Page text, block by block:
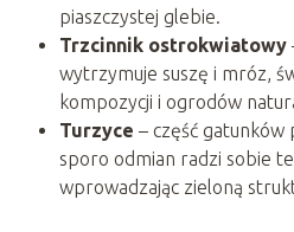
piaszczystej glebie.
Trzcinnik ostrokwiatowy
wytrzymuje suszę i mróz,
kompozycji i ogrodów
Turzyce – część
sporo odmian radzi sobie
wprowadzając zieloną